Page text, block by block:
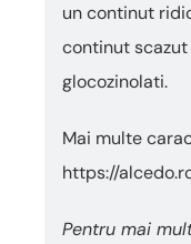
un continut
continut
glocozinolati.
Mai multe
https://
Pentru mai